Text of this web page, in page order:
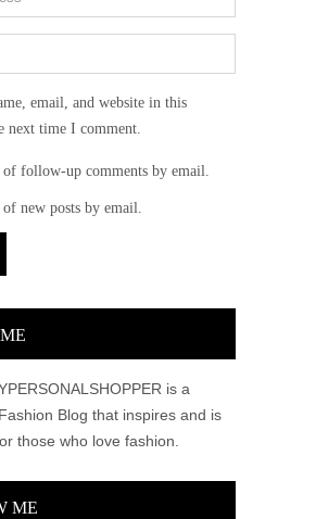
email, and website in this
next time I comment.
follow-up comments by email.
new posts by email.
is a
Fashion Blog that inspires and is
those who love fashion.
ME